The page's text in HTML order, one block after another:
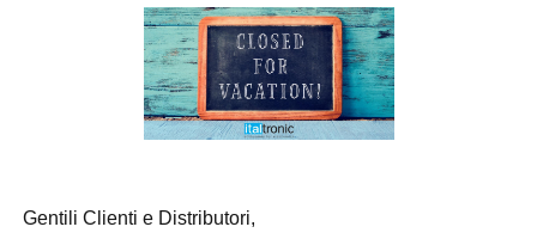
Gentili Clienti e Distributori,